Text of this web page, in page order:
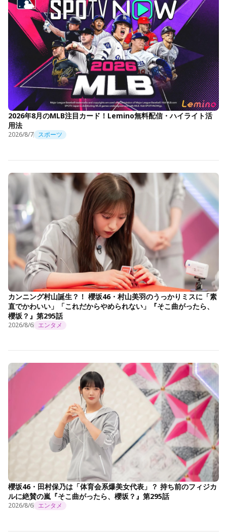
2026年8月のMLB注目カード！Lemino無料配信・ハイライト活
用法
2026/8/7 スポーツ
カンニング村山誕生？！ 櫻坂46・村山美羽のうっかりミスに「素
直でかわいい」「これだからやめられない」『そこ曲がったら、
櫻坂？』第295話
2026/8/6 エンタメ
櫻坂46・田村保乃は「体育会系爆美女代表」？ 持ち前のフィジカ
ルに絶賛の嵐『そこ曲がったら、櫻坂？』第295話
2026/8/6 エンタメ